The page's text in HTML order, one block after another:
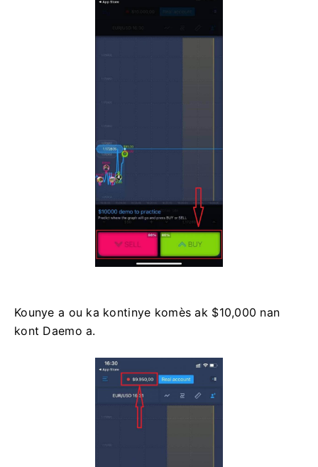
Kounye a ou ka kontinye komès ak $10,000 nan
kont Daemo a.